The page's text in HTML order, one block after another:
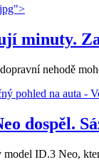
minuty.
nehodě
dospěl.
model ID.3 Neo,